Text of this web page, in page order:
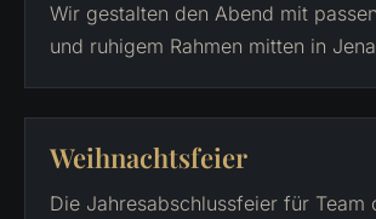
Wir gestalten den Abend mit
und ruhigem Rahmen mitten in
Weihnachtsfeier
Die Jahresabschlussfeier für Team